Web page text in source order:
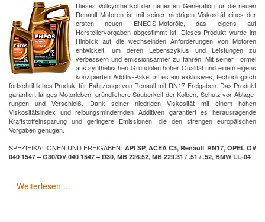
Dieses Vollsynthetiköl der neuesten Generation für die neuen
Renault-Motoren ist mit seiner niedrigen Viskosität eines der
ersten neuen ENEOS-Motoröle, das eigens auf
Herstellervorgaben abgestimmt ist. Dieses Produkt wurde im
Hinblick auf die wechselnden Anforderungen von Motoren
entwickelt, um deren Lebenszyklus und Leistungen zu
verbessern und emissionsärmer zu fahren. Mit seiner Formel
aus synthetischen Grundölen hoher Qualität und einem eigens
konzipierten Additiv-Paket ist es ein exklusives, technologisch
fortschrittliches Produkt für Fahrzeuge von Renault mit RN17-Freigaben. Das Produkt
garantiert langes Motorleben, gründlichere Sauberkeit der Kolben, Schutz vor Ablage-
rungen und Verschleiß. Dank seiner niedrigen Viskosität mit einem hohen
Viskositätsindex und reibungsmindernden Additiven garantiert es herausragende
Kraftstoffeinsparung und geringere Emissionen, die den strengen europäischen
Vorgaben genügen.
SPEZIFIKATIONEN UND FREIGABEN: API SP, ACEA C3, Renault RN17, OPEL OV
040 1547 – G30/OV 040 1547 – D30, MB 226.52, MB 229.31 / .51 / .52, BMW LL-04
Weiterlesen ...